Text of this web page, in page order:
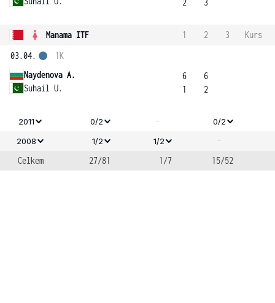
2
3
Manama ITF 1 2 3
Kurs
03.04.
Naydenova A.
Suhail U.
1K
6
1
6
2
2011 0/2 -
0/2
2008
1/2 1/2
-
Celkem
27/81 1/7 15/52